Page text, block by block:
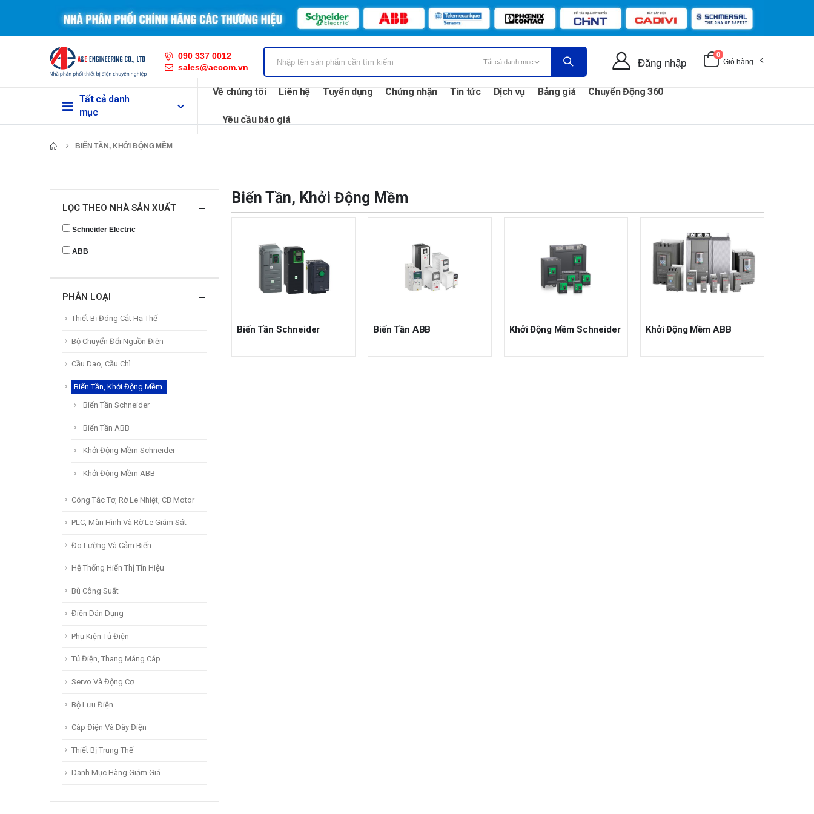
090 337 0012
sales@aecom.vn
Đăng nhập
0
Giỏ hàng
Tất cả danh
mục
Về chúng tôi Liên hệ Tuyển dụng Chứng nhận Tin tức Dịch vụ Bảng giá Chuyển Động 360
Yêu cầu báo giá
BIẾN TẦN, KHỞI ĐỘNG MỀM
Biến Tần, Khởi Động Mềm
Biến Tần Schneider Biến Tần ABB Khởi Động Mềm Schneider Khởi Động Mềm ABB
LỌC THEO NHÀ SẢN XUẤT
Schneider Electric
ABB
PHÂN LOẠI
Thiết Bị Đóng Cắt Hạ Thế
Bộ Chuyển Đổi Nguồn Điện
Cầu Dao, Cầu Chì
Biến Tần, Khởi Động Mềm
Biến Tần Schneider
Biến Tần ABB
Khởi Động Mềm Schneider
Khởi Động Mềm ABB
Công Tắc Tơ, Rờ Le Nhiệt, CB Motor
PLC, Màn Hình Và Rờ Le Giám Sát
Đo Lường Và Cảm Biến
Hệ Thống Hiển Thị Tín Hiệu
Bù Công Suất
Điện Dân Dụng
Phụ Kiện Tủ Điện
Tủ Điện, Thang Máng Cáp
Servo Và Động Cơ
Bộ Lưu Điện
Cáp Điện Và Dây Điện
Thiết Bị Trung Thế
Danh Mục Hàng Giảm Giá